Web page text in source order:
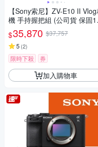
【Sony索尼】ZV-E10 II Vlog
機 手持握把組 (公司貨 保固
+6個月)
$35,870 $37,757
5 (2)
限時下殺 券
加入購物車